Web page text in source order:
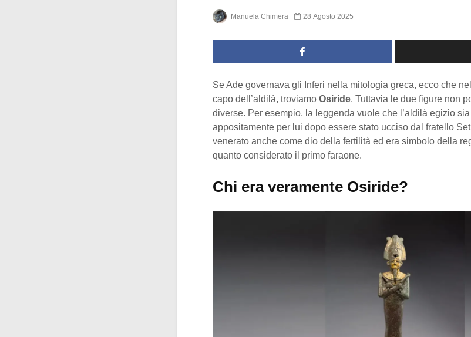
Manuela Chimera 28 Agosto 2025
Se Ade governava gli Inferi nella mitologia greca, ecco che
capo dell’aldilà, troviamo Osiride. Tuttavia le due figure non
diverse. Per esempio, la leggenda vuole che l’aldilà egizio
appositamente per lui dopo essere stato ucciso dal fratello
venerato anche come dio della fertilità ed era simbolo della
quanto considerato il primo faraone.
Chi era veramente Osiride?